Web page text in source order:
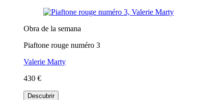
Obra de la semana
Piaftone rouge numéro 3
Valerie Marty
430 €
Descubrir